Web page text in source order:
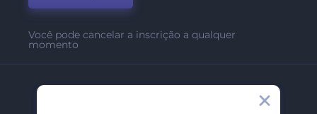
Você pode cancelar a inscrição a qualquer
momento